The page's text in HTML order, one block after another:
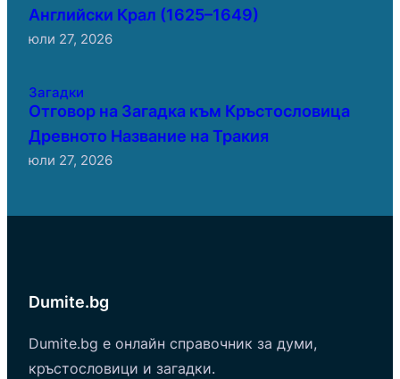
Английски Крал (1625–1649)
юли 27, 2026
Загадки
Отговор на Загадка към Кръстословица
Древното Название на Тракия
юли 27, 2026
Dumite.bg
Dumite.bg е онлайн справочник за думи,
кръстословици и загадки.